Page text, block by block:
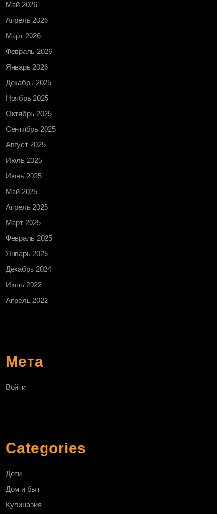
Май 2026
Апрель 2026
Март 2026
Февраль 2026
Январь 2026
Декабрь 2025
Ноябрь 2025
Октябрь 2025
Сентябрь 2025
Август 2025
Июль 2025
Июнь 2025
Май 2025
Апрель 2025
Март 2025
Февраль 2025
Январь 2025
Декабрь 2024
Июнь 2022
Апрель 2022
Мета
Войти
Categories
Дети
Дом и быт
Кулинария